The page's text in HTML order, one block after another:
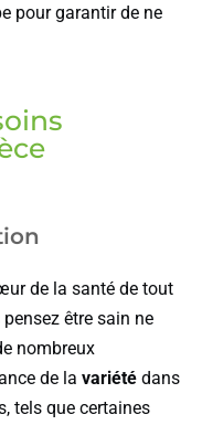
pour garantir de ne
de la santé de tout
être sain ne
nombreux
de la variété dans
tels que certaines